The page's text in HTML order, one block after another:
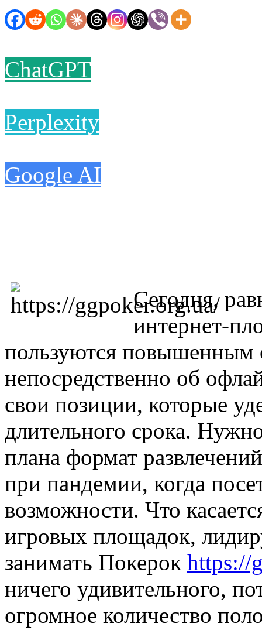
ChatGPT
Perplexity
Google AI
Сегодня,
интернет-
пользуются повышенным
непосредственно об
свои позиции, которые
длительного срока.
плана формат
при пандемии, когда
возможности. Что
игровых площадок,
занимать Покерок https://
ничего удивительного,
огромное количество